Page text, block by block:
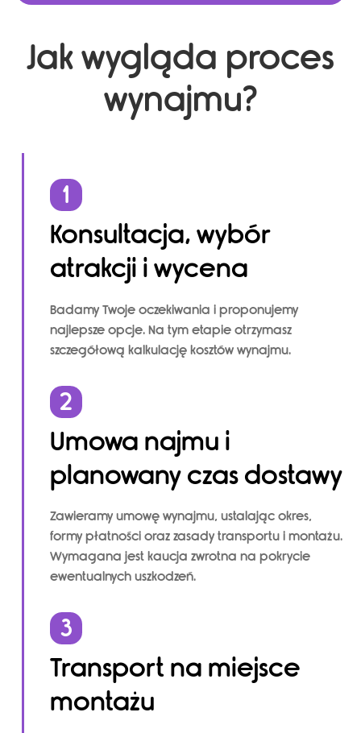
Jak wygląda proces
wynajmu?
1
Konsultacja, wybór
atrakcji i wycena
Badamy Twoje oczekiwania i proponujemy
najlepsze opcje. Na tym etapie otrzymasz
szczegółową kalkulację kosztów wynajmu.
2
Umowa najmu i
planowany czas dostawy
Zawieramy umowę wynajmu, ustalając okres,
formy płatności oraz zasady transportu i montażu.
Wymagana jest kaucja zwrotna na pokrycie
ewentualnych uszkodzeń.
3
Transport na miejsce
montażu